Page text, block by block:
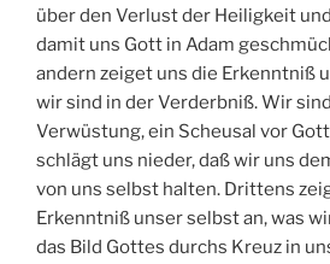
über den Verlust der Heiligkeit
damit uns Gott in Adam
andern zeiget uns die Erkenntniß
wir sind in der Verderbniß. Wir
Verwüstung, ein Scheusal vor
schlägt uns nieder, daß wir uns
von uns selbst halten. Drittens
Erkenntniß unser selbst an, was
das Bild Gottes durchs Kreuz in